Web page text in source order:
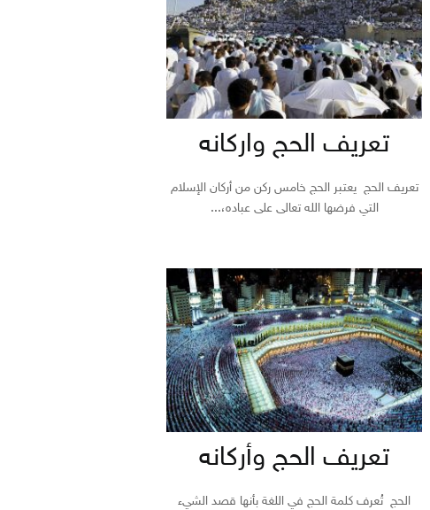
تعريف الحج واركانه
تعريف الحج يعتبر الحج خامس ركن من أركان الإسلام
التي فرضها الله تعالى على عباده،...
تعريف الحج وأركانه
الحج تُعرف كلمة الحج في اللغة بأنها قصد الشيء